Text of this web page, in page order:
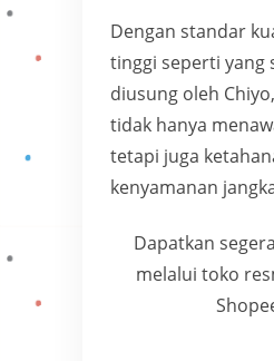
Dengan standar
tinggi seperti yang
diusung oleh
tidak hanya
tetapi juga
kenyamanan
Dapatkan
melalui toko